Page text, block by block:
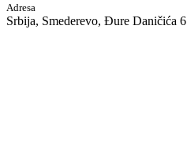
Adresa
Srbija, Smederevo, Đure Daničića 6